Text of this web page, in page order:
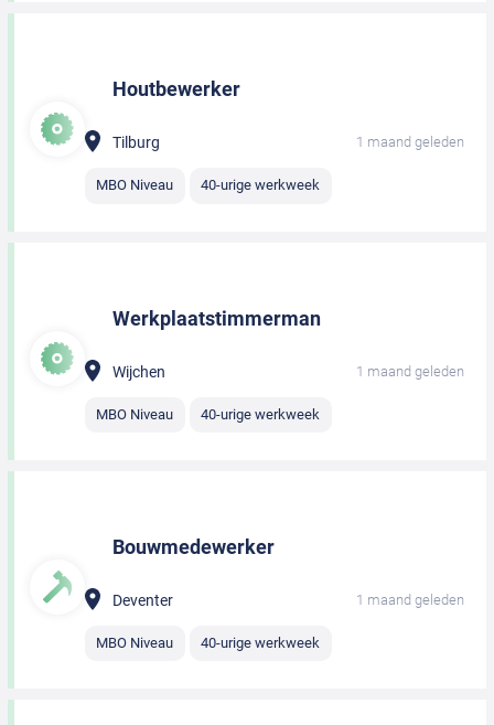
Houtbewerker
Tilburg 1 maand geleden
MBO Niveau 40-urige werkweek
Werkplaatstimmerman
Wijchen 1 maand geleden
MBO Niveau 40-urige werkweek
Bouwmedewerker
Deventer 1 maand geleden
MBO Niveau 40-urige werkweek